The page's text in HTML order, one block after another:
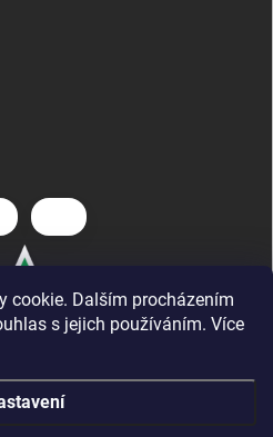
cookie. Dalším procházením
s jejich používáním. Více